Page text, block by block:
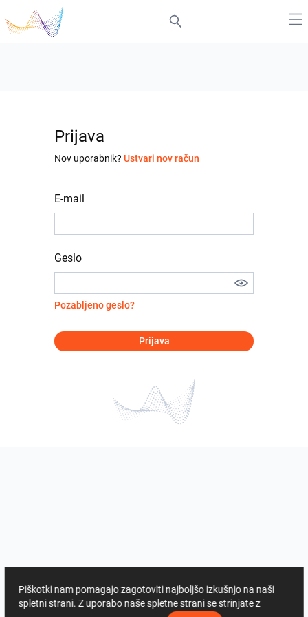
Prijava
Nov uporabnik? Ustvari nov račun
E-mail
Geslo
Pozabljeno geslo?
Prijava
Piškotki nam pomagajo zagotoviti najboljšo izkušnjo na naši
spletni strani. Z uporabo naše spletne strani se strinjate z